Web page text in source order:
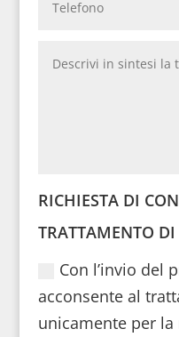
RICHIESTA DI
TRATTAMENTO
Con l’invio del
acconsente al
unicamente per